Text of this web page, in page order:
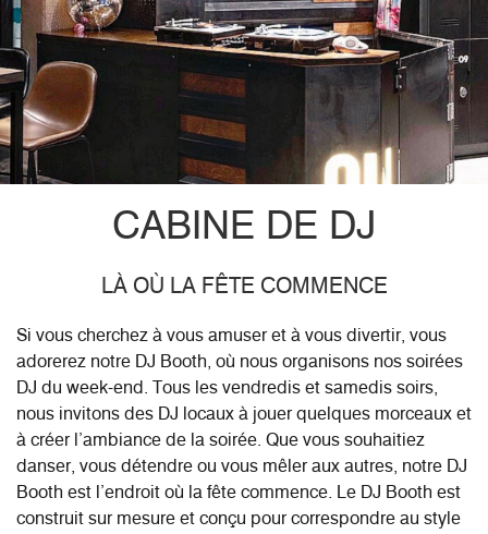
CABINE DE DJ
LÀ OÙ LA FÊTE COMMENCE
Si vous cherchez à vous amuser et à vous divertir, vous
adorerez notre DJ Booth, où nous organisons nos soirées
DJ du week-end. Tous les vendredis et samedis soirs,
nous invitons des DJ locaux à jouer quelques morceaux et
à créer l’ambiance de la soirée. Que vous souhaitiez
danser, vous détendre ou vous mêler aux autres, notre DJ
Booth est l’endroit où la fête commence. Le DJ Booth est
construit sur mesure et conçu pour correspondre au style